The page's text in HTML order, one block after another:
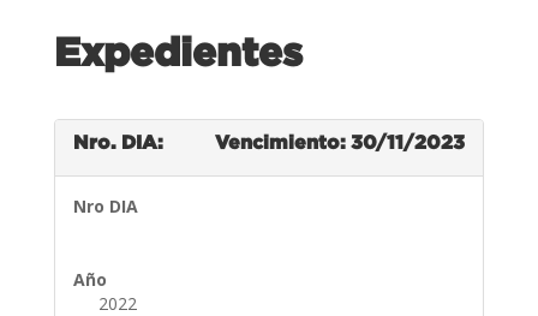
Expedientes
Nro. DIA: Vencimiento: 30/11/2023
Nro DIA
Año
2022